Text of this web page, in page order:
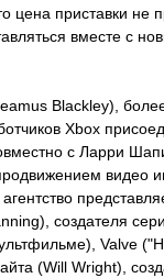
цена приставки не
вместе с
Blackley),
Xbox
с Ларри
видео
создателя
Valve
(Will Wright),